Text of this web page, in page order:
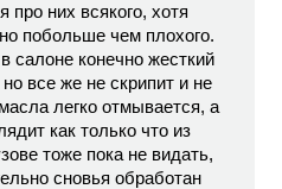
про них всякого, хотя
побольше чем плохого.
салоне конечно жесткий
все же не скрипит и не
легко отмывается, а
как только что из
тоже пока не видать,
сновья обработан